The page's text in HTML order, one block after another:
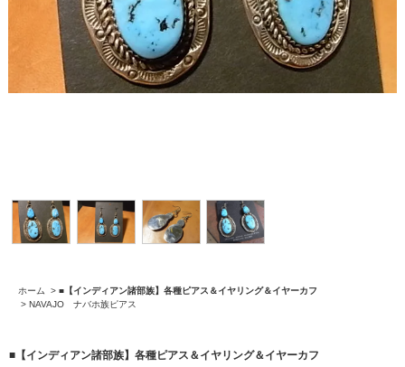
ホーム > ■【インディアン諸部族】各種ピアス＆イヤリング＆イヤーカフ
> NAVAJO ナバホ族ピアス
■【インディアン諸部族】各種ピアス＆イヤリング＆イヤーカフ